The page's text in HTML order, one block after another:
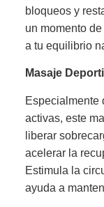
bloqueos y
un momento
a tu equilibrio
Masaje
Especialmente
activas, este
liberar
acelerar la
Estimula la
ayuda a